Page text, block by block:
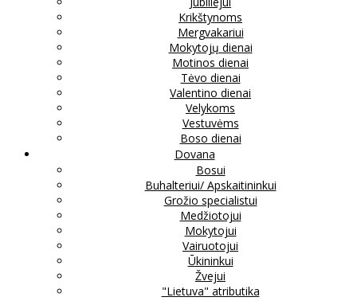
Krikštynoms
Mergvakariui
Mokytojų dienai
Motinos dienai
Tėvo dienai
Valentino dienai
Velykoms
Vestuvėms
Boso dienai
Dovana
Bosui
Buhalteriui/ Apskaitininkui
Grožio specialistui
Medžiotojui
Mokytojui
Vairuotojui
Ūkininkui
Žvejui
"Lietuva" atributika